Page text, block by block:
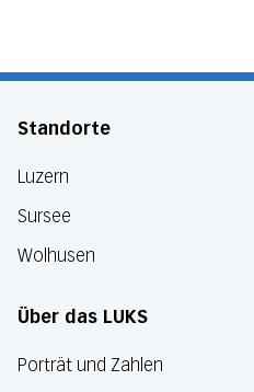
Standorte
Luzern
Sursee
Wolhusen
Über das LUKS
Porträt und Zahlen